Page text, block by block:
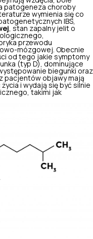
patogeneza choroby
wymienia się co
IBS,
, stan zapalny jelit o
przewodu
mózgowej. Obecnie
od tego jakie symptomy
(typ D), dominujące
biegunki oraz
pacjentów objawy mają
i wydają się być silnie
takimi jak